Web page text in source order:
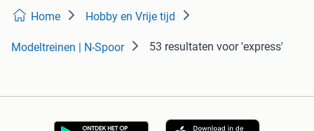
Home Hobby en Vrije tijd
Modeltreinen | N-Spoor 53 resultaten voor 'express'